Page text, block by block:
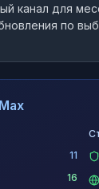
канал для
по
11
16